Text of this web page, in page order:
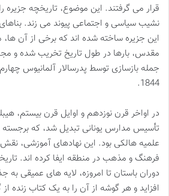
قرار می گرفتند. این موضوع، تاریخچه جزیره
نشیب سیاسی و اجتماعی پیوند می زند.
این جزیره ساخته شده اند که برخی از آن ها،
مقدس، بارها در طول تاریخ تخریب شده و
جمله بازسازی توسط پدرسالار آلمانیوس
1844.
در اواخر قرن نوزدهم و اوایل قرن بیستم،
تأسیس مدارس یونانی تبدیل شد، که
علمیه هالکی بود. این نهادهای آموزشی،
فرهنگ و مذهب در منطقه ایفا کرده اند.
دوران باستان تا امروزه، لایه های عمیقی
افزاید و هر گوشه از آن را به یک کتاب زنده